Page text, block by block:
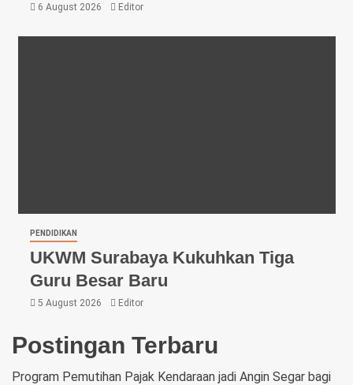
6 August 2026 Editor
PENDIDIKAN
UKWM Surabaya Kukuhkan Tiga
Guru Besar Baru
5 August 2026 Editor
Postingan Terbaru
Program Pemutihan Pajak Kendaraan jadi Angin Segar bagi